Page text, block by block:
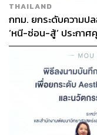
THAILAND
กทม. ยกระดับความ
‘หนี-ซ่อน-สู้’ ประกา